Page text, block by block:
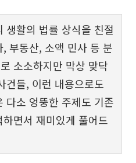
생활의 법률 상식을 친절
부동산, 소액 민사 등 분
소소하지만 막상 맞닥
건들, 이런 내용으로도
다소 엉뚱한 주제도 기존
면서 재미있게 풀어드